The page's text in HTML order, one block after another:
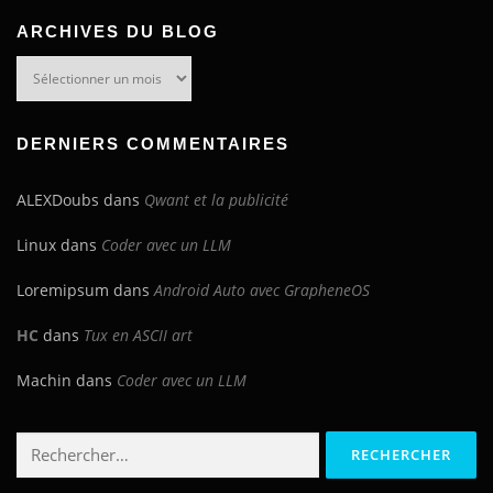
ARCHIVES DU BLOG
DERNIERS COMMENTAIRES
ALEXDoubs dans Qwant et la publicité
Linux dans Coder avec un LLM
Loremipsum dans Android Auto avec GrapheneOS
HC dans Tux en ASCII art
Machin dans Coder avec un LLM
Rechercher :